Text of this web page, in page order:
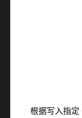
根据写入指